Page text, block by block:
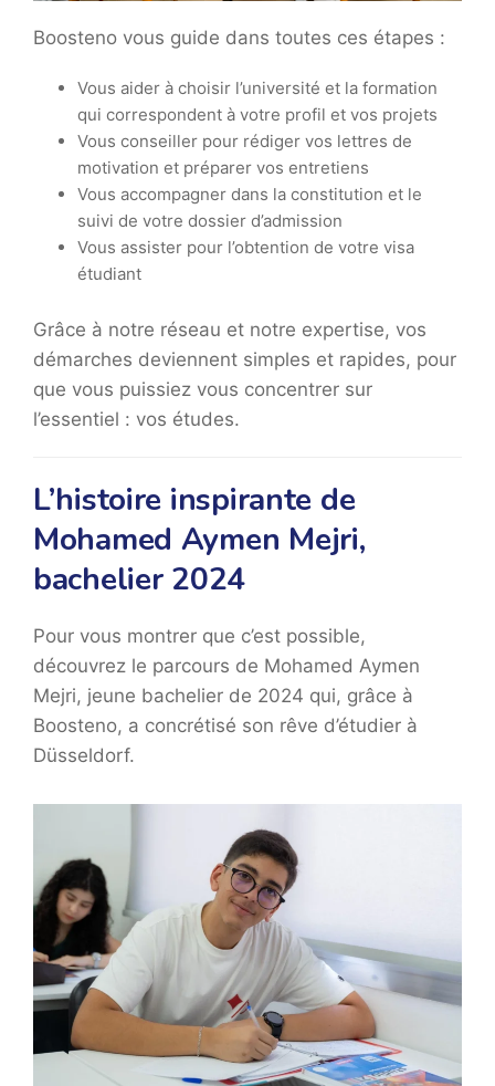
Boosteno vous guide dans toutes ces étapes :
Vous aider à choisir l’université et la formation
qui correspondent à votre profil et vos projets
Vous conseiller pour rédiger vos lettres de
motivation et préparer vos entretiens
Vous accompagner dans la constitution et le
suivi de votre dossier d’admission
Vous assister pour l’obtention de votre visa
étudiant
Grâce à notre réseau et notre expertise, vos
démarches deviennent simples et rapides, pour
que vous puissiez vous concentrer sur
l’essentiel : vos études.
L’histoire inspirante de
Mohamed Aymen Mejri,
bachelier 2024
Pour vous montrer que c’est possible,
découvrez le parcours de Mohamed Aymen
Mejri, jeune bachelier de 2024 qui, grâce à
Boosteno, a concrétisé son rêve d’étudier à
Düsseldorf.